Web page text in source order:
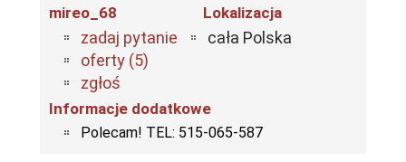
mireo_68
zadaj pytanie
oferty (5)
zgłoś
Lokalizacja
cała Polska
Informacje dodatkowe
Polecam! TEL: 515-065-587